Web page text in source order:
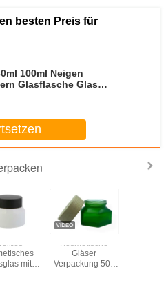
besten Preis für
100ml Neigen
Glasflasche Glas
mit
Kosmetische
Gläser
Verpackung 50g